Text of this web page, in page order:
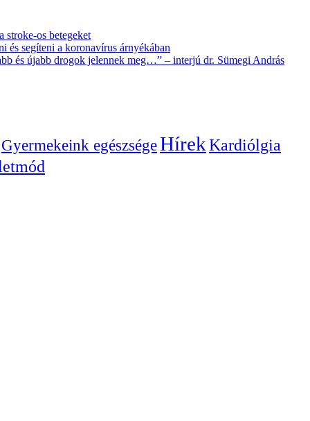
stroke-os betegeket
és segíteni a koronavírus árnyékában
és újabb drogok jelennek meg…” – interjú dr. Sümegi András
Gyermekeink egészségeHírekKardiólgia